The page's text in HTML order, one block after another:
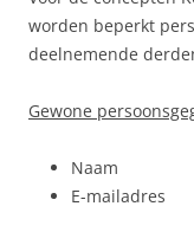
worden beperkt
deelnemende
Gewone
Naam
E-mailadres